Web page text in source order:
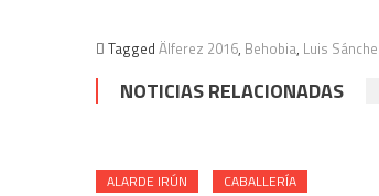
Tagged Älferez 2016, Behobia, Luis
NOTICIAS RELACIONADAS
ALARDE IRÚN CABALLERÍA